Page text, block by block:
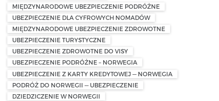
MIĘDZYNARODOWE UBEZPIECZENIE PODRÓŻNE
UBEZPIECZENIE DLA CYFROWYCH NOMADÓW
MIĘDZYNARODOWE UBEZPIECZENIE ZDROWOTNE
UBEZPIECZENIE TURYSTYCZNE
UBEZPIECZENIE ZDROWOTNE DO VISY
UBEZPIECZENIE PODRÓŻNE – NORWEGIA
UBEZPIECZENIE Z KARTY KREDYTOWEJ — NORWEGIA
PODRÓŻ DO NORWEGII — UBEZPIECZENIE
DZIEDZICZENIE W NORWEGII